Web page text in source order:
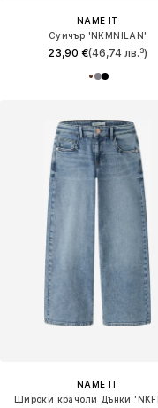
NAME IT
Суичър 'NKMNILAN'
23,90 €(46,74 лв.³)
NAME IT
Широки крачоли Дънки